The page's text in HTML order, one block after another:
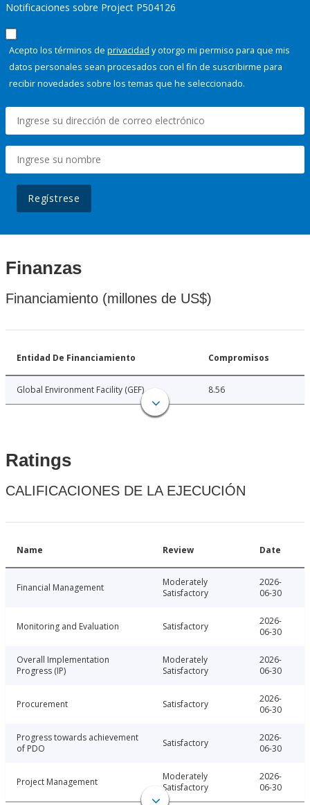
Notificaciones sobre Project P504126
Acepto los términos de privacidad y otorgo mi permiso para que mis
datos personales sean procesados con el fin de suscribirme para
recibir novedades sobre los temas que he seleccionado.
Regístrese
Finanzas
Financiamiento (millones de US$)
Entidad De Financiamiento Compromisos
Global Environment Facility (GEF) 8.56
Ratings
CALIFICACIONES DE LA EJECUCIÓN
Name Review Date
Financial Management
Moderately
Satisfactory
2026-
06-30
Monitoring and Evaluation Satisfactory
2026-
06-30
Overall Implementation
Progress (IP)
Moderately
Satisfactory
2026-
06-30
Procurement Satisfactory
2026-
06-30
Progress towards achievement
of PDO
Satisfactory
2026-
06-30
Project Management
Moderately
Satisfactory
2026-
06-30